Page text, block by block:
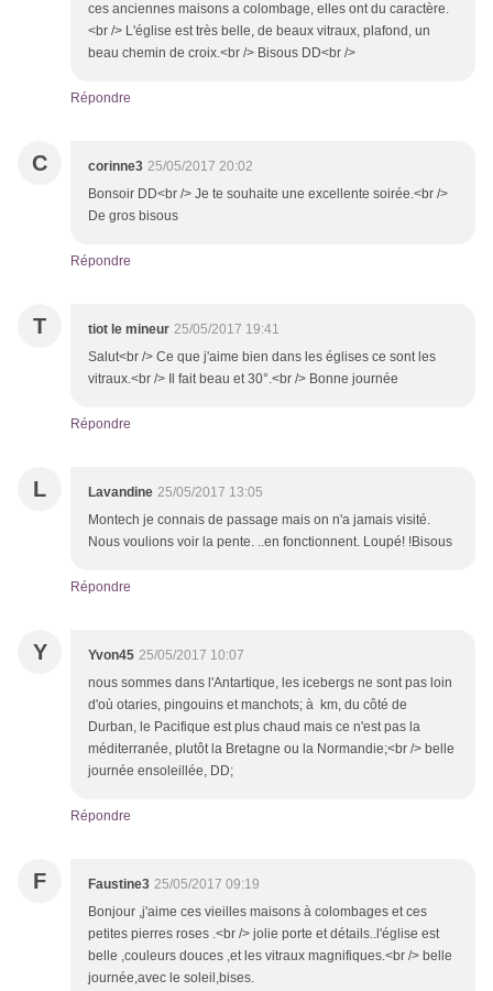
ces anciennes maisons a colombage, elles ont du caractère.
<br /> L'église est très belle, de beaux vitraux, plafond, un
beau chemin de croix.<br /> Bisous DD<br />
Répondre
C corinne3 25/05/2017 20:02
Bonsoir DD<br /> Je te souhaite une excellente soirée.<br />
De gros bisous
Répondre
T tiot le mineur 25/05/2017 19:41
Salut<br /> Ce que j'aime bien dans les églises ce sont les
vitraux.<br /> Il fait beau et 30°.<br /> Bonne journée
Répondre
L Lavandine 25/05/2017 13:05
Montech je connais de passage mais on n'a jamais visité.
Nous voulions voir la pente. ..en fonctionnent. Loupé! !Bisous
Répondre
Y Yvon45 25/05/2017 10:07
nous sommes dans l'Antartique, les icebergs ne sont pas loin
d'où otaries, pingouins et manchots; à km, du côté de
Durban, le Pacifique est plus chaud mais ce n'est pas la
méditerranée, plutôt la Bretagne ou la Normandie;<br /> belle
journée ensoleillée, DD;
Répondre
F Faustine3 25/05/2017 09:19
Bonjour ,j'aime ces vieilles maisons à colombages et ces
petites pierres roses .<br /> jolie porte et détails..l'église est
belle ,couleurs douces ,et les vitraux magnifiques.<br /> belle
journée,avec le soleil,bises.